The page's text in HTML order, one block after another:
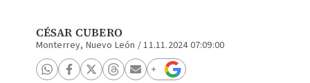
CÉSAR CUBERO
Monterrey, Nuevo León /11.11.2024 07:09:00